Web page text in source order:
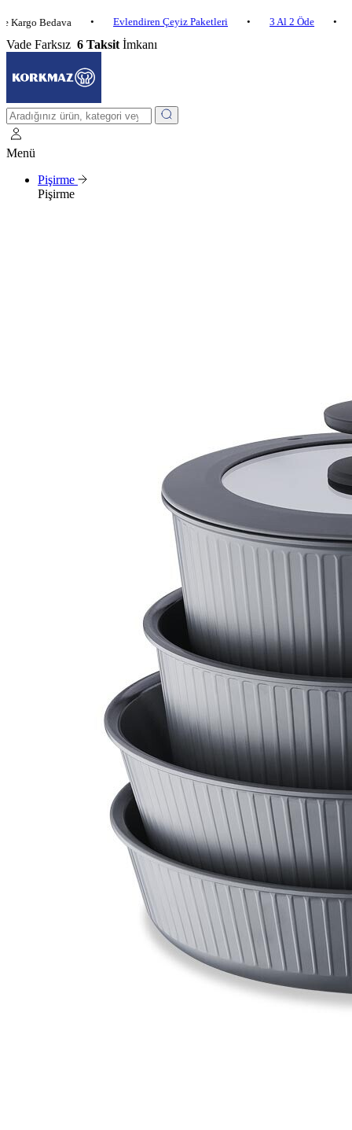
• Evlendiren Çeyiz Paketleri • 3 Al 2 Öde • 2.500
Vade Farksız 6 Taksit İmkanı
Menü
Pişirme
Pişirme